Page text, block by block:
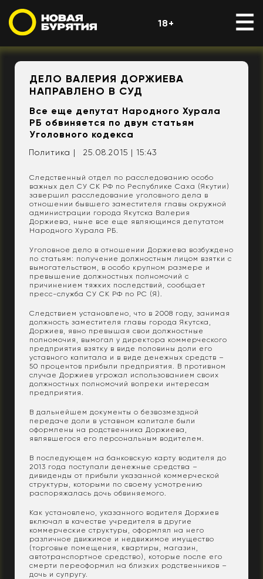
18+
ДЕЛО ВАЛЕРИЯ ДОРЖИЕВА
НАПРАВЛЕНО В СУД
Все еще депутат Народного Хурала
РБ обвиняется по двум статьям
Уголовного кодекса
Политика | 25.08.2015 | 15:43
Следственный отдел по расследованию особо
важных дел СУ СК РФ по Республике Саха (Якутии)
завершил расследование уголовного дела в
отношении бывшего заместителя главы окружной
администрации города Якутска Валерия
Доржиева, ныне все еще являющимся депутатом
Народного Хурала РБ.
Уголовное дело в отношении Доржиева возбуждено
по статьям: получение должностным лицом взятки с
вымогательством, в особо крупном размере и
превышение должностных полномочий с
причинением тяжких последствий, сообщает
пресс-служба СУ СК РФ по РС (Я).
Следствием установлено, что в 2008 году, занимая
должность заместителя главы города Якутска,
Доржиев, явно превышая свои должностные
полномочия, вымогал у директора коммерческого
предприятия взятку в виде половины доли его
уставного капитала и в виде денежных средств –
50 процентов прибыли предприятия. В противном
случае Доржиев угрожал использованием своих
должностных полномочий вопреки интересам
предприятия.
В дальнейшем документы о безвозмездной
передаче доли в уставном капитале были
оформлены на родственника Доржиева,
являвшегося его персональным водителем.
В последующем на банковскую карту водителя до
2013 года поступали денежные средства –
дивиденды от прибыли указанной коммерческой
структуры, которыми по своему усмотрению
распоряжалась дочь обвиняемого.
Как установлено, указанного водителя Доржиев
включал в качестве учредителя в другие
коммерческие структуры, оформлял на него
различное движимое и недвижимое имущество
(торговые помещения, квартиры, магазин,
автотранспортное средство), которые после его
смерти переоформил на близких родственников –
дочь и супругу.